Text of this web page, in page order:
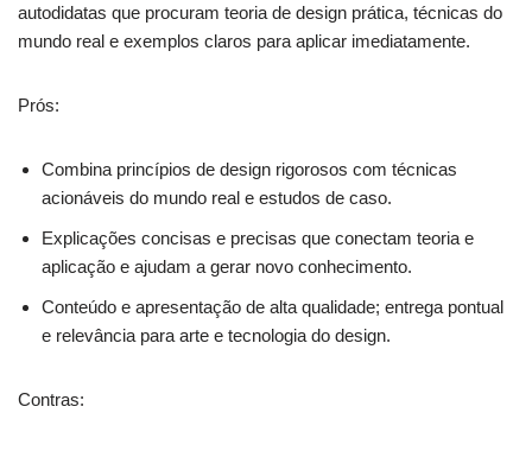
autodidatas que procuram teoria de design prática, técnicas do
mundo real e exemplos claros para aplicar imediatamente.
Prós:
Combina princípios de design rigorosos com técnicas
acionáveis do mundo real e estudos de caso.
Explicações concisas e precisas que conectam teoria e
aplicação e ajudam a gerar novo conhecimento.
Conteúdo e apresentação de alta qualidade; entrega pontual
e relevância para arte e tecnologia do design.
Contras: